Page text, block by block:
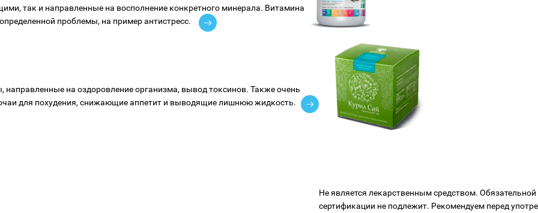
так и направленные на восполнение конкретного минерала. Витамина
проблемы, на пример антистресс.
направленные на оздоровление организма, вывод токсинов. Также очень
для похудения, снижающие аппетит и выводящие лишнюю жидкость.
Не является лекарственным средством. Обязательной
сертификации не подлежит. Рекомендуем перед